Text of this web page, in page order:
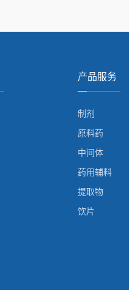
产品服务
制剂
原料药
中间体
药用辅料
提取物
饮片